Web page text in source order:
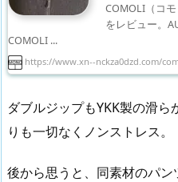
COMOLI（コ
をレビュー。
COMOLI ...
https://www.xn--nckza0dzd.com/
ダブルジップもYKK製の滑
りも一切なくノンストレス。
後から思うと、同素材のパ